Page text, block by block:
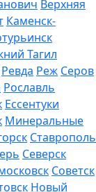
Верхняя
Каменск-
Тагил
Ревда Реж Серов
Рославль
Ессентуки
Минеральные
Ставрополь
Северск
Советск
Новый